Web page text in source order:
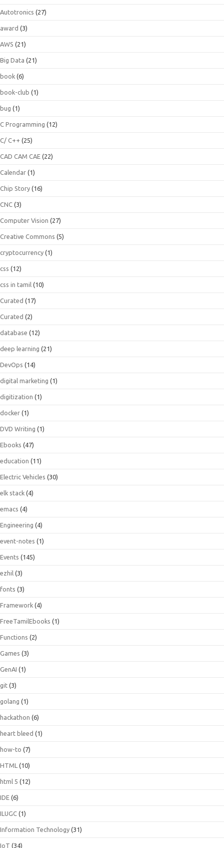
Autotronics (27)
award (3)
AWS (21)
Big Data (21)
book (6)
book-club (1)
bug (1)
C Programming (12)
C/ C++ (25)
CAD CAM CAE (22)
Calendar (1)
Chip Story (16)
CNC (3)
Computer Vision (27)
Creative Commons (5)
cryptocurrency (1)
css (12)
css in tamil (10)
Curated (17)
Curated (2)
database (12)
deep learning (21)
DevOps (14)
digital marketing (1)
digitization (1)
docker (1)
DVD Writing (1)
Ebooks (47)
education (11)
Electric Vehicles (30)
elk stack (4)
emacs (4)
Engineering (4)
event-notes (1)
Events (145)
ezhil (3)
fonts (3)
Framework (4)
FreeTamilEbooks (1)
Functions (2)
Games (3)
GenAI (1)
git (3)
golang (1)
hackathon (6)
heart bleed (1)
how-to (7)
HTML (10)
html 5 (12)
IDE (6)
ILUGC (1)
Information Technology (31)
IoT (34)